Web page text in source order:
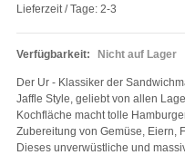
Verfügbarkeit: Nicht auf Lager
Lieferzeit / Tage: 2-3
Der Ur - Klassiker der
Jaffle Style, geliebt von allen
Kochfläche macht tolle
Zubereitung von Gemüse, Eiern,
Dieses unverwüstliche und